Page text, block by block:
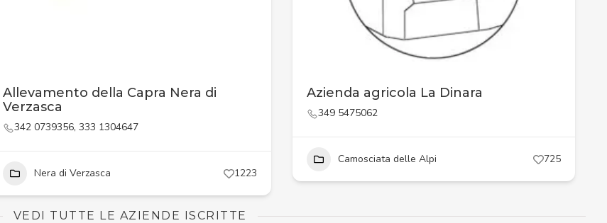
Allevamento della Capra Nera di
Verzasca
342 0739356, 333 1304647
Nera di Verzasca 1223
Azienda agricola La Dinara
349 5475062
Camosciata delle Alpi 725
VEDI TUTTE LE AZIENDE ISCRITTE